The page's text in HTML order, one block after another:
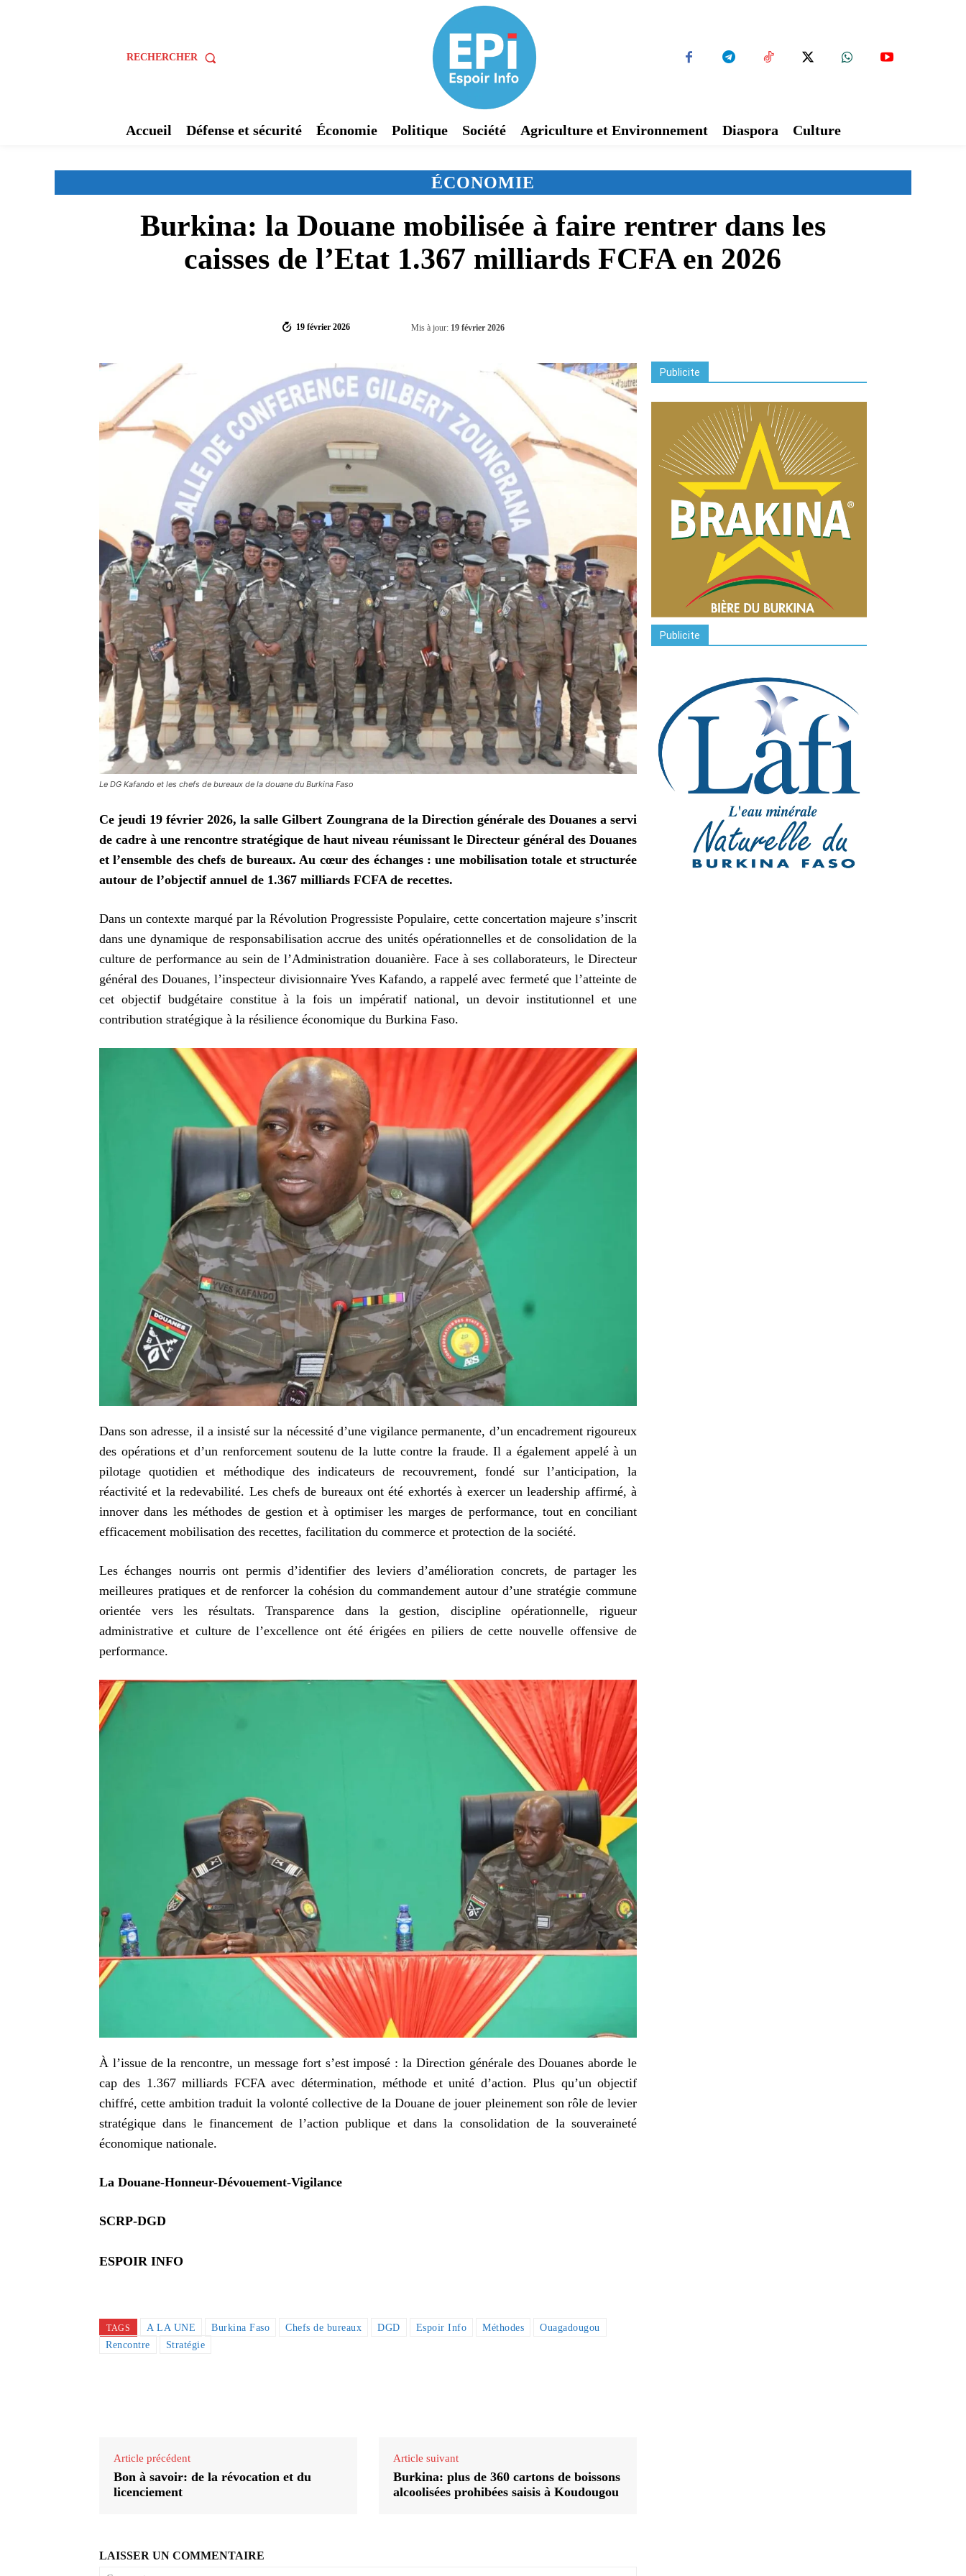
RECHERCHER
Accueil Défense et sécurité Économie Politique Société Agriculture et Environnement Diaspora Culture
ÉCONOMIE
Burkina: la Douane mobilisée à faire rentrer dans les
caisses de l’Etat 1.367 milliards FCFA en 2026
19 février 2026 Mis à jour: 19 février 2026
Le DG Kafando et les chefs de bureaux de la douane du Burkina Faso
Ce jeudi 19 février 2026, la salle Gilbert Zoungrana de la Direction générale des Douanes a servi
de cadre à une rencontre stratégique de haut niveau réunissant le Directeur général des Douanes
et l’ensemble des chefs de bureaux. Au cœur des échanges : une mobilisation totale et structurée
autour de l’objectif annuel de 1.367 milliards FCFA de recettes.
Dans un contexte marqué par la Révolution Progressiste Populaire, cette concertation majeure s’inscrit
dans une dynamique de responsabilisation accrue des unités opérationnelles et de consolidation de la
culture de performance au sein de l’Administration douanière. Face à ses collaborateurs, le Directeur
général des Douanes, l’inspecteur divisionnaire Yves Kafando, a rappelé avec fermeté que l’atteinte de
cet objectif budgétaire constitue à la fois un impératif national, un devoir institutionnel et une
contribution stratégique à la résilience économique du Burkina Faso.
Dans son adresse, il a insisté sur la nécessité d’une vigilance permanente, d’un encadrement rigoureux
des opérations et d’un renforcement soutenu de la lutte contre la fraude. Il a également appelé à un
pilotage quotidien et méthodique des indicateurs de recouvrement, fondé sur l’anticipation, la
réactivité et la redevabilité. Les chefs de bureaux ont été exhortés à exercer un leadership affirmé, à
innover dans les méthodes de gestion et à optimiser les marges de performance, tout en conciliant
efficacement mobilisation des recettes, facilitation du commerce et protection de la société.
Les échanges nourris ont permis d’identifier des leviers d’amélioration concrets, de partager les
meilleures pratiques et de renforcer la cohésion du commandement autour d’une stratégie commune
orientée vers les résultats. Transparence dans la gestion, discipline opérationnelle, rigueur
administrative et culture de l’excellence ont été érigées en piliers de cette nouvelle offensive de
performance.
À l’issue de la rencontre, un message fort s’est imposé : la Direction générale des Douanes aborde le
cap des 1.367 milliards FCFA avec détermination, méthode et unité d’action. Plus qu’un objectif
chiffré, cette ambition traduit la volonté collective de la Douane de jouer pleinement son rôle de levier
stratégique dans le financement de l’action publique et dans la consolidation de la souveraineté
économique nationale.
La Douane-Honneur-Dévouement-Vigilance
SCRP-DGD
ESPOIR INFO
TAGS A LA UNE Burkina Faso Chefs de bureaux DGD Espoir Info Méthodes
Ouagadougou
Rencontre
Stratégie
Article précédent
Bon à savoir: de la révocation et du
licenciement
Article suivant
Burkina: plus de 360 cartons de boissons
alcoolisées prohibées saisis à Koudougou
LAISSER UN COMMENTAIRE
Publicite
Publicite